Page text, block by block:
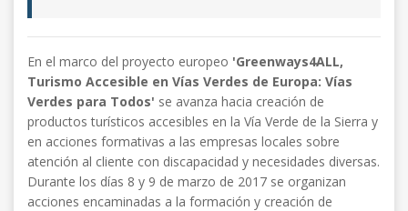
En el marco del proyecto europeo 'Greenways4ALL,
Turismo Accesible en Vías Verdes de Europa: Vías
Verdes para Todos' se avanza hacia creación de
productos turísticos accesibles en la Vía Verde de la Sierra y
en acciones formativas a las empresas locales sobre
atención al cliente con discapacidad y necesidades diversas.
Durante los días 8 y 9 de marzo de 2017 se organizan
acciones encaminadas a la formación y creación de